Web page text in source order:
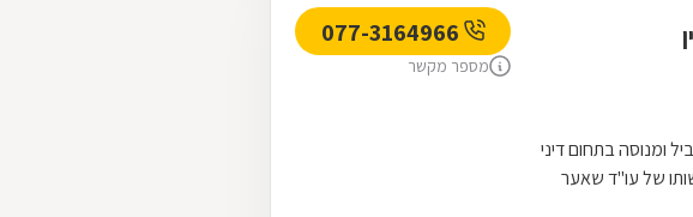
ומנוסה בתחום דיני
בראשותו של עו"ד שאער
מספר מקשר